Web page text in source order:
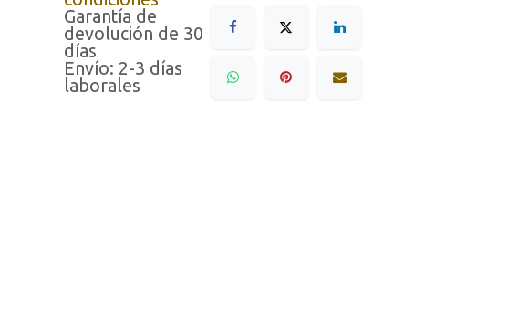
Garantía de
devolución de 30
días
Envío: 2-3 días
laborales